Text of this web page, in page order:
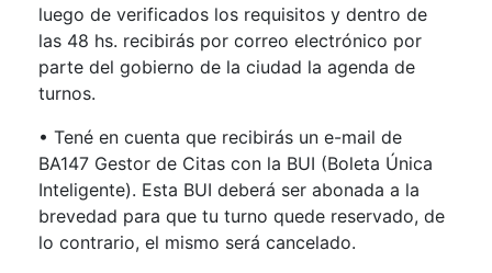
luego de verificados los requisitos y dentro de
las 48 hs. recibirás por correo electrónico por
parte del gobierno de la ciudad la agenda de
turnos.
• Tené en cuenta que recibirás un e-mail de
BA147 Gestor de Citas con la BUI (Boleta Única
Inteligente). Esta BUI deberá ser abonada a la
brevedad para que tu turno quede reservado, de
lo contrario, el mismo será cancelado.